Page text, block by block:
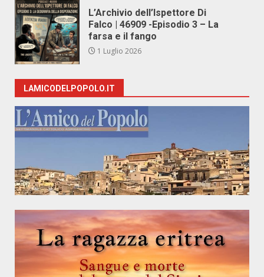
L’Archivio dell’Ispettore Di
Falco | 46909 -Episodio 3 – La
farsa e il fango
1 Luglio 2026
LAMICODELPOPOLO.IT